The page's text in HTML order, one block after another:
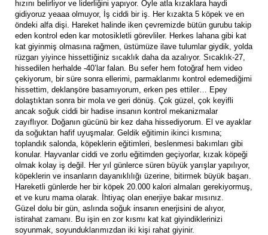
hızını belirliyor ve liderliğini yapıyor. Öyle atla kızaklara haydi
gidiyoruz yeaaa olmuyor, İş ciddi bir iş. Her kızakta 5 köpek ve en
öndeki alfa dişi. Hareket halinde iken çevremizde bütün gurubu takip
eden kontrol eden kar motosikletli görevliler. Herkes lahana gibi kat
kat giyinmiş olmasına rağmen, üstümüze ilave tulumlar giydik, yolda
rüzgarı yiyince hissettiğiniz sıcaklık daha da azalıyor. Sıcaklık-27,
hissedilen herhalde -40’lar falan. Bu sefer hem fotoğraf hem video
çekiyorum, bir süre sonra ellerimi, parmaklarımı kontrol edemediğimi
hissettim, deklanşöre basamıyorum, erken pes ettiler… Epey
dolaştıktan sonra bir mola ve geri dönüş. Çok güzel, çok keyifli
ancak soğuk ciddi bir hadise insanın kontrol mekanizmalar
zayıflıyor. Doğanın gücünü bir kez daha hissediyorum. El ve ayaklar
da soğuktan hafif uyuşmalar. Geldik eğitimin ikinci kısmına;
toplandık salonda, köpeklerin eğitimleri, beslenmesi bakımları gibi
konular. Hayvanlar ciddi ve zorlu eğitimden geçiyorlar, kızak köpeği
olmak kolay iş değil. Her yıl günlerce süren büyük yarışlar yapılıyor,
köpeklerin ve insanların dayanıklılığı üzerine, bitirmek büyük başarı.
Hareketli günlerde her bir köpek 20.000 kalori almaları gerekiyormuş,
et ve kuru mama olarak. İhtiyaç olan enerjiye bakar mısınız.
Güzel dolu bir gün, aslında soğuk insanın enerjisini de alıyor,
istirahat zamanı. Bu işin en zor kısmı kat kat giyindiklerinizi
soyunmak, soyunduklarımızdan iki kişi rahat giyinir.